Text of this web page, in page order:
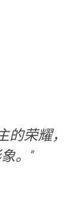
的荣耀，
。”